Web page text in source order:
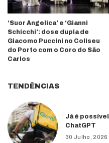
‘Suor Angelica’ e ‘Gianni
Schicchi’: dose dupla de
Giacomo Puccini no Coliseu
do Porto com o Coro do São
Carlos
TENDÊNCIAS
Já é possível
ChatGPT
30 Julho, 2026